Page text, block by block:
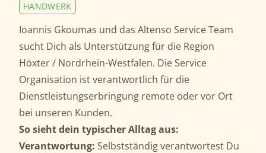
HANDWERK
Ioannis Gkoumas und das Altenso Service Team
sucht Dich als Unterstützung für die Region
Höxter / Nordrhein-Westfalen. Die Service
Organisation ist verantwortlich für die
Dienstleistungserbringung remote oder vor Ort
bei unseren Kunden.
So sieht dein typischer Alltag aus:
Verantwortung: Selbstständig verantwortest Du